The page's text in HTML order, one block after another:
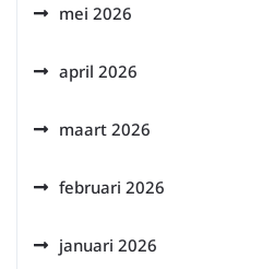
mei 2026
april 2026
maart 2026
februari 2026
januari 2026